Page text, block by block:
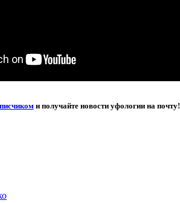
и получайте новости уфологии на почту!